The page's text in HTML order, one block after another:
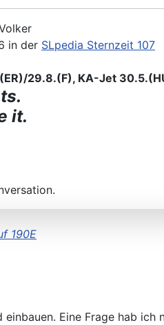
in der SLpedia Sternzeit 107
29.8.(F), KA-Jet
it.
190E
Eine Frage hab